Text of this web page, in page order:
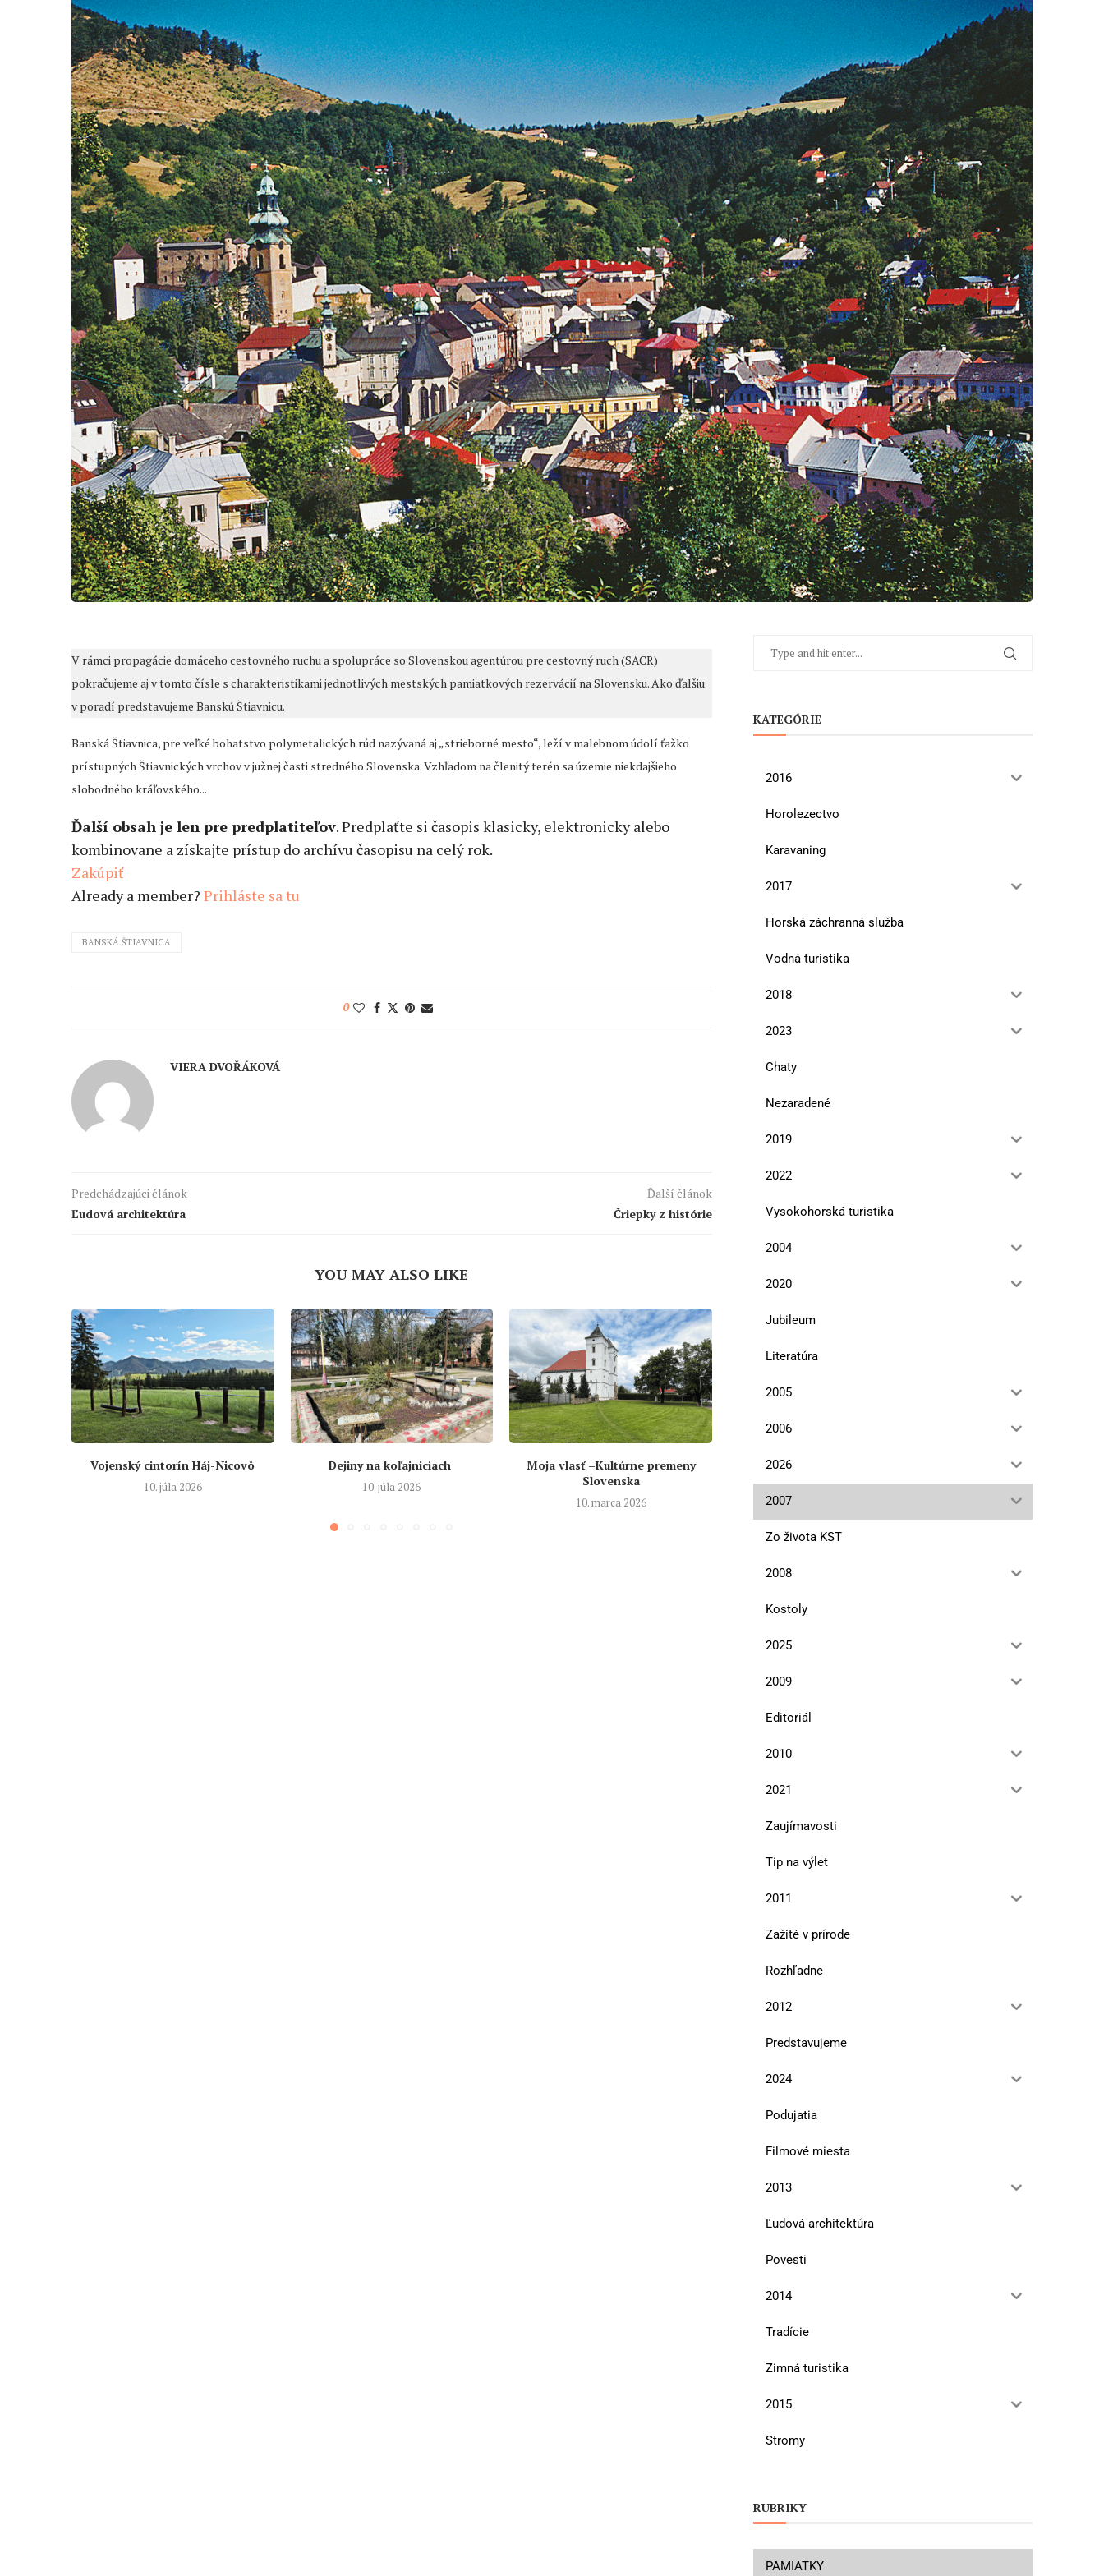
V rámci propagácie domáceho cestovného ruchu a spolupráce so Slovenskou agentúrou pre cestovný ruch (SACR)
pokračujeme aj v tomto čísle s charakteristikami jednotlivých mestských pamiatkových rezervácií na Slovensku. Ako ďalšiu
v poradí predstavujeme Banskú Štiavnicu.
Banská Štiavnica, pre veľké bohatstvo polymetalických rúd nazývaná aj „strieborné mesto“, leží v malebnom údolí ťažko
prístupných Štiavnických vrchov v južnej časti stredného Slovenska. Vzhľadom na členitý terén sa územie niekdajšieho
slobodného kráľovského...
Ďalší obsah je len pre predplatiteľov. Predplaťte si časopis klasicky, elektronicky alebo
kombinovane a získajte prístup do archívu časopisu na celý rok.
Zakúpiť
Already a member? Prihláste sa tu
BANSKÁ ŠTIAVNICA
0
VIERA DVOŘÁKOVÁ
Predchádzajúci článok
Ľudová architektúra
Ďalší článok
Čriepky z histórie
YOU MAY ALSO LIKE
Vojenský cintorín Háj-Nicovô
10. júla 2026
Dejiny na koľajniciach
10. júla 2026
Moja vlasť –Kultúrne premeny
Slovenska
10. marca 2026
Premeny cisárovnej Sisi
10. marca 2026
Tajomný rytier
10. novembra 2025
KATEGÓRIE
2016
Horolezectvo
Karavaning
2017
Horská záchranná služba
Vodná turistika
2018
2023
Chaty
Nezaradené
2019
2022
Vysokohorská turistika
2004
2020
Jubileum
Literatúra
2005
2006
2026
2007
Zo života KST
2008
Kostoly
2025
2009
Editoriál
2010
2021
Zaujímavosti
Tip na výlet
2011
Zažité v prírode
Rozhľadne
2012
Predstavujeme
2024
Podujatia
Filmové miesta
2013
Ľudová architektúra
Povesti
2014
Tradície
Zimná turistika
2015
Stromy
RUBRIKY
PAMIATKY